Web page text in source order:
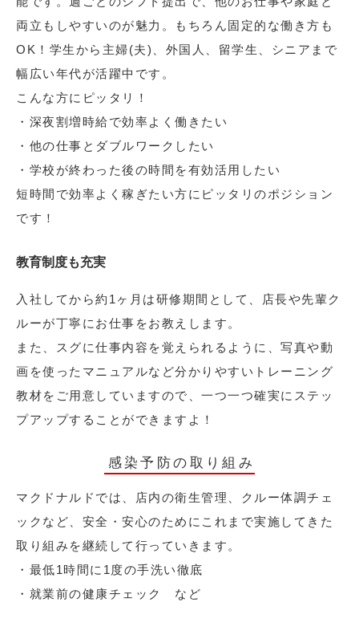
両立もしやすいのが魅力。もちろん固定的な働き方も
OK！学生から主婦(夫)、外国人、留学生、シニアまで
幅広い年代が活躍中です。
こんな方にピッタリ！
・深夜割増時給で効率よく働きたい
・他の仕事とダブルワークしたい
・学校が終わった後の時間を有効活用したい
短時間で効率よく稼ぎたい方にピッタリのポジション
です！
教育制度も充実
入社してから約1ヶ月は研修期間として、店長や先輩ク
ルーが丁寧にお仕事をお教えします。
また、スグに仕事内容を覚えられるように、写真や動
画を使ったマニュアルなど分かりやすいトレーニング
教材をご用意していますので、一つ一つ確実にステッ
プアップすることができますよ！
感染予防の取り組み
マクドナルドでは、店内の衛生管理、クルー体調チェ
ックなど、安全・安心のためにこれまで実施してきた
取り組みを継続して行っていきます。
・最低1時間に1度の手洗い徹底
・就業前の健康チェック など